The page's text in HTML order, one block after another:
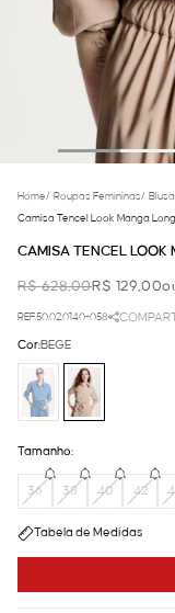
Home/ Roupas Femininas/
Camisa Tencel Look Manga
CAMISA TENCEL LOOK
R$ 628,00R$ 129,00
REF.50.02.0140-058
Cor:BEGE
Tamanho:
36 38 40 42
Tabela de Medidas